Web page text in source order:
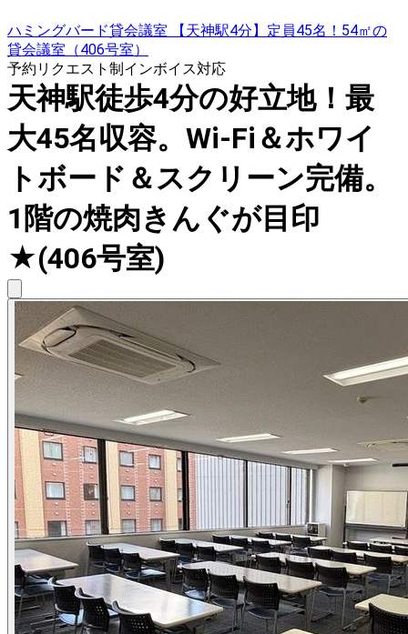
ハミングバード貸会議室 【天神駅4分】定員45名！54㎡の
貸会議室（406号室）
予約リクエスト制インボイス対応
天神駅徒歩4分の好立地！最
大45名収容。Wi-Fi＆ホワイ
トボード＆スクリーン完備。
1階の焼肉きんぐが目印
★(406号室)